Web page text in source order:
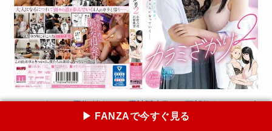
カラミざかり2 原作 桂あいり 累計販売数400万部超え シリーズ
コラボ第2章 小野六花 石原希望▶ FANZAで今すぐ見る